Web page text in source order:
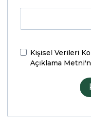
Kişisel Verileri
Açıklama